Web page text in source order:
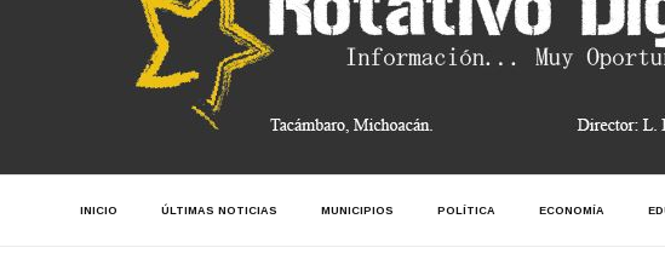
INICIO ÚLTIMAS NOTICIAS MUNICIPIOS POLÍTICA ECONOMÍA